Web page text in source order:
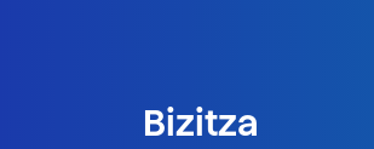
Bizitza